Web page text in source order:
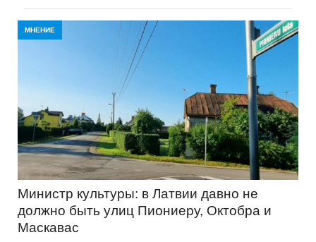
МНЕНИЕ
Министр культуры: в Латвии давно не
должно быть улиц Пиониеру, Октобра и
Маскавас